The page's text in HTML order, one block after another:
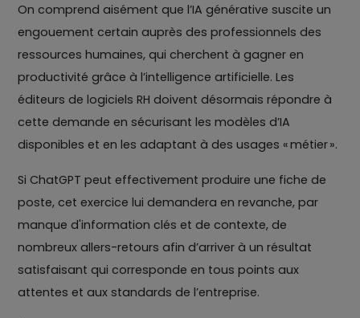
On comprend aisément que l’IA générative suscite un
engouement certain auprès des professionnels des
ressources humaines, qui cherchent à gagner en
productivité grâce à l’intelligence artificielle. Les
éditeurs de logiciels RH doivent désormais répondre à
cette demande en sécurisant les modèles d’IA
disponibles et en les adaptant à des usages « métier ».
Si ChatGPT peut effectivement produire une fiche de
poste, cet exercice lui demandera en revanche, par
manque d'information clés et de contexte, de
nombreux allers-retours afin d’arriver à un résultat
satisfaisant qui corresponde en tous points aux
attentes et aux standards de l’entreprise.